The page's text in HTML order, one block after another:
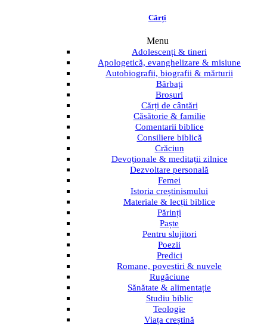
Cărți
Menu
Adolescenți & tineri
Apologetică, evanghelizare & misiune
Autobiografii, biografii & mărturii
Bărbați
Broșuri
Cărți de cântări
Căsătorie & familie
Comentarii biblice
Consiliere biblică
Crăciun
Devoționale & meditații zilnice
Dezvoltare personală
Femei
Istoria creștinismului
Materiale & lecții biblice
Părinți
Paște
Pentru slujitori
Poezii
Predici
Romane, povestiri & nuvele
Rugăciune
Sănătate & alimentație
Studiu biblic
Teologie
Viața creștină